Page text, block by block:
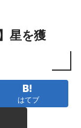
星を獲
はてブ